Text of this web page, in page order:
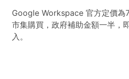
Google Workspace 官方定價為
市集購買，政府補助金額一半，
入。